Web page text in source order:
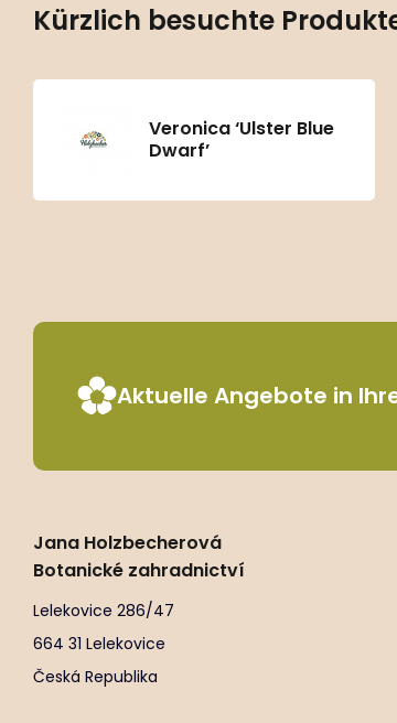
Kürzlich besuchte
Veronica ‘Ulster Blue
Dwarf’
Aktuelle Angebote in
Jana Holzbecherová
Botanické zahradnictví
Lelekovice 286/47
664 31 Lelekovice
Česká Republika